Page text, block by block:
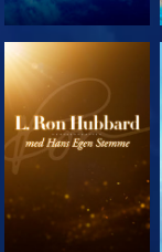
UTFORSK
SERIEN